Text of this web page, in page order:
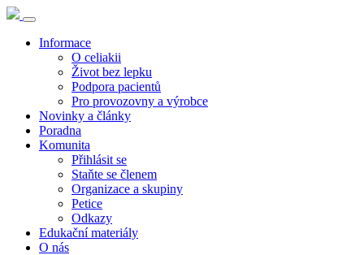
Informace
O celiakii
Život bez lepku
Podpora pacientů
Pro provozovny a výrobce
Novinky a články
Poradna
Komunita
Přihlásit se
Staňte se členem
Organizace a skupiny
Petice
Odkazy
Edukační materiály
O nás